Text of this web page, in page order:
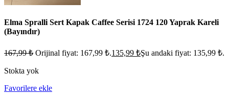
Elma Spralli Sert Kapak Caffee Serisi 1724 120 Yaprak Kareli
(Bayındır)
167,99₺ Orijinal fiyat: 167,99 ₺.135,99 ₺Şu andaki fiyat: 135,99 ₺.
Stokta yok
Favorilere ekle